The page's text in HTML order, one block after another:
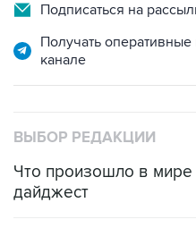
Подписаться на
Получать
канале
ВЫБОР РЕДАКЦИИ
Что произошло в мире
дайджест